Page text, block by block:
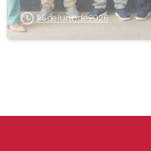
25 de junio de 2026